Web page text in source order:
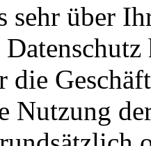
sehr über
die
Nutzung